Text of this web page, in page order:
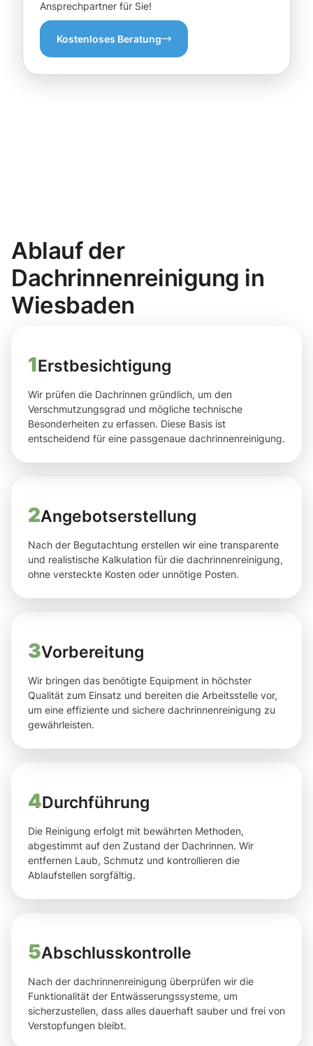
Ansprechpartner für Sie!
Kostenloses Beratung
Ablauf der
Dachrinnenreinigung in
Wiesbaden
1Erstbesichtigung
Wir prüfen die Dachrinnen gründlich, um den
Verschmutzungsgrad und mögliche technische
Besonderheiten zu erfassen. Diese Basis ist
entscheidend für eine passgenaue dachrinnenreinigung.
2Angebotserstellung
Nach der Begutachtung erstellen wir eine transparente
und realistische Kalkulation für die dachrinnenreinigung,
ohne versteckte Kosten oder unnötige Posten.
3Vorbereitung
Wir bringen das benötigte Equipment in höchster
Qualität zum Einsatz und bereiten die Arbeitsstelle vor,
um eine effiziente und sichere dachrinnenreinigung zu
gewährleisten.
4Durchführung
Die Reinigung erfolgt mit bewährten Methoden,
abgestimmt auf den Zustand der Dachrinnen. Wir
entfernen Laub, Schmutz und kontrollieren die
Ablaufstellen sorgfältig.
5Abschlusskontrolle
Nach der dachrinnenreinigung überprüfen wir die
Funktionalität der Entwässerungssysteme, um
sicherzustellen, dass alles dauerhaft sauber und frei von
Verstopfungen bleibt.